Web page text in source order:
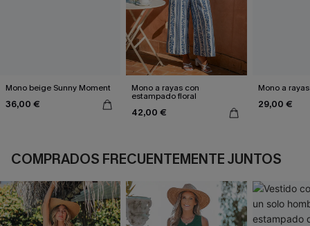
Mono beige Sunny Moment
36,00 €
Mono a rayas con
estampado floral
42,00 €
Mono a
29,00 €
COMPRADOS FRECUENTEMENTE JUNTOS